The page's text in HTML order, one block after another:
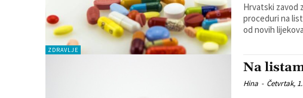
ZDRAVLJE
Hrvatski zavod
proceduri na
od novih
Na
Hina - Četvrtak,